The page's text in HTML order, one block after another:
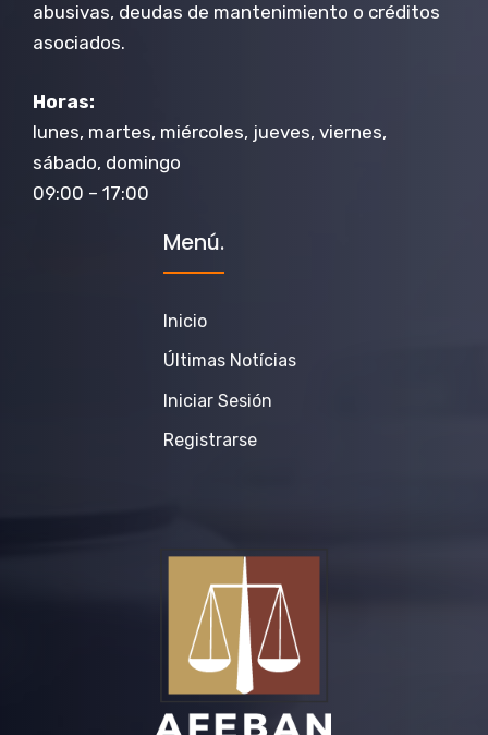
abusivas, deudas de mantenimiento o créditos
asociados.
Horas:
lunes, martes, miércoles, jueves, viernes,
sábado, domingo
09:00 – 17:00
Menú.
Inicio
Últimas Notícias
Iniciar Sesión
Registrarse